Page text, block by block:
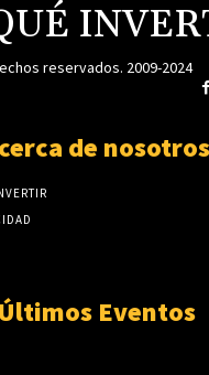
reservados. 2009-2024
de nosotros
Últimos Eventos